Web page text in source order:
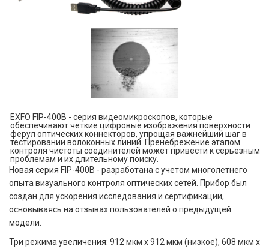
EXFO FIP-400B - серия видеомикроскопов, которые
обеспечивают четкие цифровые изображения поверхности
ферул оптических коннекторов, упрощая важнейший шаг в
тестировании волоконных линий. Пренебрежение этапом
контроля чистоты соединителей может привести к серьезным
проблемам и их длительному поиску.
Новая серия FIP-400B - разработана с учетом многолетнего
опыта визуального контроля оптических сетей. Прибор был
создан для ускорения исследования и сертификации,
основываясь на отзывах пользователей о предыдущей
модели.
Три режима увеличения: 912 мкм x 912 мкм (низкое), 608 мкм x